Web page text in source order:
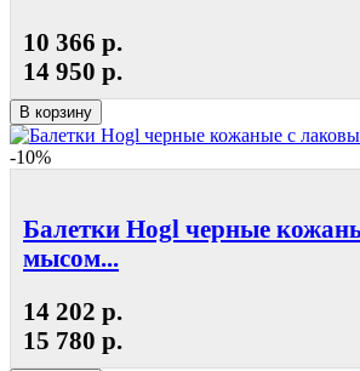
10 366 р.
14 950 р.
В корзину
-10%
Балетки Hogl черные
мысом...
14 202 р.
15 780 р.